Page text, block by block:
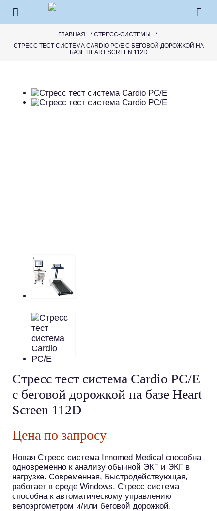
Перейти к основному содержанию
ГЛАВНАЯ → СТРЕСС-СИСТЕМЫ →
CТРЕСС ТЕСТ СИСТЕМА CARDIO PC/E С БЕГОВОЙ ДОРОЖКОЙ НА
БАЗЕ HEART SCREEN 112D
Cтресс тест система Cardio PC/E
с беговой дорожкой на базе Heart
Screen 112D
Цена по запросу
Новая Стресс система Innomed Medical способна
одновременно к анализу обычной ЭКГ и ЭКГ в
нагрузке. Современная, Быстродействующая,
работает в среде Windows. Стресс система
способна к автоматическому управлению
велоэргометром и/или беговой дорожкой.